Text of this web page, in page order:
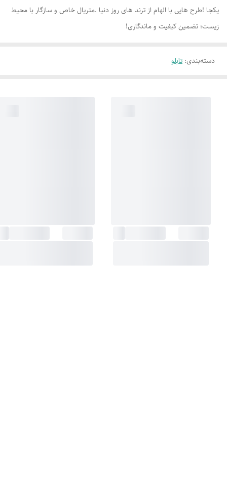
یکجا !طرح هایی با الهام از ترند های روز دنیا .متریال خاص و سازگار با محیط
زیست؛ تضمین کیفیت و ماندگاری!
دسته‌بندی: تابلو